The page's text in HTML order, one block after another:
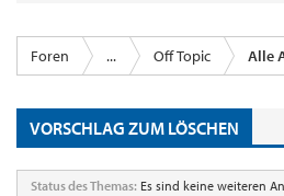
Foren ... Off Topic Alle
VORSCHLAG ZUM LÖSCHEN
Status des Themas: Es sind keine weiteren